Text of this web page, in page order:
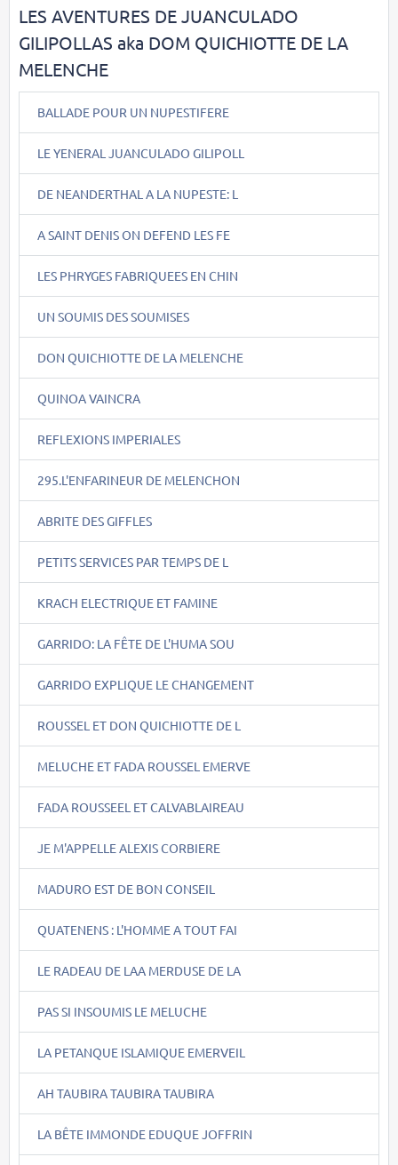
LES AVENTURES DE JUANCULADO
GILIPOLLAS aka DOM QUICHIOTTE DE LA
MELENCHE
BALLADE POUR UN NUPESTIFERE
LE YENERAL JUANCULADO GILIPOLL
DE NEANDERTHAL A LA NUPESTE: L
A SAINT DENIS ON DEFEND LES FE
LES PHRYGES FABRIQUEES EN CHIN
UN SOUMIS DES SOUMISES
DON QUICHIOTTE DE LA MELENCHE
QUINOA VAINCRA
REFLEXIONS IMPERIALES
295.L'ENFARINEUR DE MELENCHON
ABRITE DES GIFFLES
PETITS SERVICES PAR TEMPS DE L
KRACH ELECTRIQUE ET FAMINE
GARRIDO: LA FÊTE DE L'HUMA SOU
GARRIDO EXPLIQUE LE CHANGEMENT
ROUSSEL ET DON QUICHIOTTE DE L
MELUCHE ET FADA ROUSSEL EMERVE
FADA ROUSSEEL ET CALVABLAIREAU
JE M'APPELLE ALEXIS CORBIERE
MADURO EST DE BON CONSEIL
QUATENENS : L'HOMME A TOUT FAI
LE RADEAU DE LAA MERDUSE DE LA
PAS SI INSOUMIS LE MELUCHE
LA PETANQUE ISLAMIQUE EMERVEIL
AH TAUBIRA TAUBIRA TAUBIRA
LA BÊTE IMMONDE EDUQUE JOFFRIN